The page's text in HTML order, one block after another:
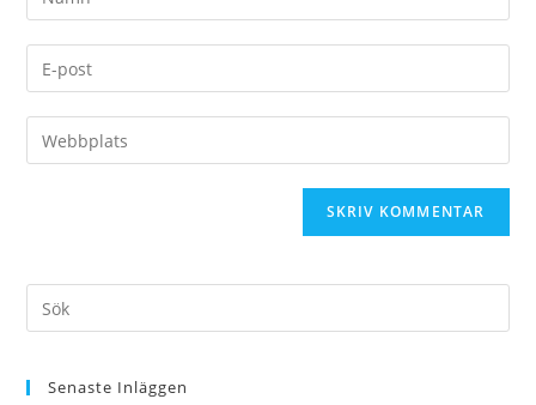
Senaste Inläggen